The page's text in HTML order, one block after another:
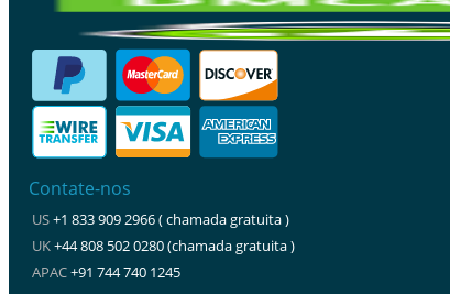
Contate-nos
US+1 833 909 2966 ( chamada gratuita )
UK+44 808 502 0280 (chamada gratuita )
APAC+91 744 740 1245